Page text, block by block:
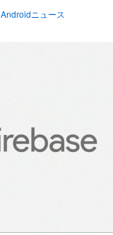
Androidニュース